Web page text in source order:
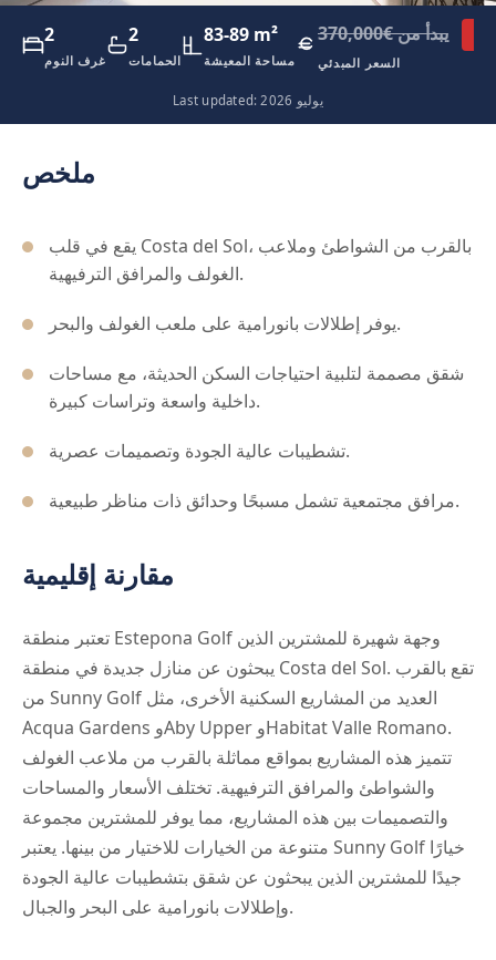
2
غرف النوم
2
الحمامات
83-89 m²
مساحة المعيشة
يبدأ من €370,000
السعر المبدئي
Last updated: يوليو 2026
ملخص
يقع في قلب Costa del Sol، بالقرب من الشواطئ وملاعب
الغولف والمرافق الترفيهية.
يوفر إطلالات بانورامية على ملعب الغولف والبحر.
شقق مصممة لتلبية احتياجات السكن الحديثة، مع مساحات
داخلية واسعة وتراسات كبيرة.
تشطيبات عالية الجودة وتصميمات عصرية.
مرافق مجتمعية تشمل مسبحًا وحدائق ذات مناظر طبيعية.
مقارنة إقليمية
تعتبر منطقة Estepona Golf وجهة شهيرة للمشترين الذين
يبحثون عن منازل جديدة في منطقة Costa del Sol. تقع بالقرب
من Sunny Golf العديد من المشاريع السكنية الأخرى، مثل
Acqua Gardens وAby Upper وHabitat Valle Romano.
تتميز هذه المشاريع بمواقع مماثلة بالقرب من ملاعب الغولف
والشواطئ والمرافق الترفيهية. تختلف الأسعار والمساحات
والتصميمات بين هذه المشاريع، مما يوفر للمشترين مجموعة
متنوعة من الخيارات للاختيار من بينها. يعتبر Sunny Golf خيارًا
جيدًا للمشترين الذين يبحثون عن شقق بتشطيبات عالية الجودة
وإطلالات بانورامية على البحر والجبال.